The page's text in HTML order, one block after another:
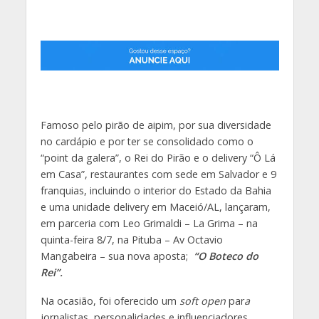
Famoso pelo pirão de aipim, por sua diversidade
no cardápio e por ter se consolidado como o
“point da galera”, o Rei do Pirão e o delivery “Ô Lá
em Casa”, restaurantes com sede em Salvador e 9
franquias, incluindo o interior do Estado da Bahia
e uma unidade delivery em Maceió/AL, lançaram,
em parceria com Leo Grimaldi – La Grima – na
quinta-feira 8/7, na Pituba – Av Octavio
Mangabeira – sua nova aposta; “O Boteco do
Rei”.
Na ocasião, foi oferecido um soft open para